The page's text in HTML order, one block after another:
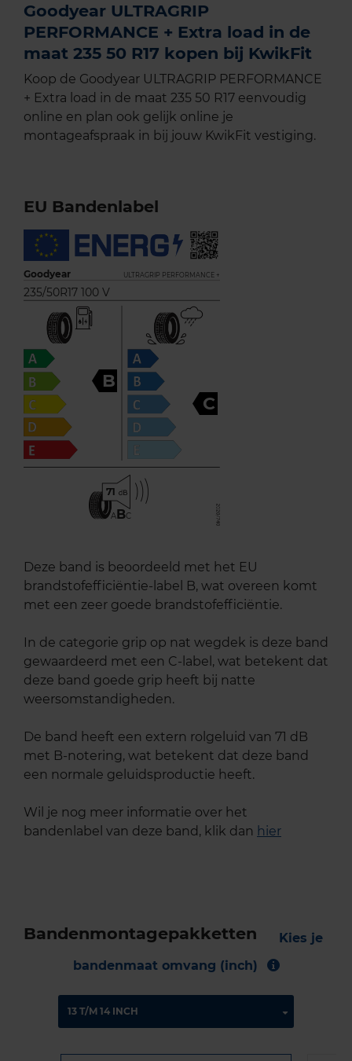
Goodyear ULTRAGRIP
PERFORMANCE + Extra load in de
maat 235 50 R17 kopen bij KwikFit
Koop de Goodyear ULTRAGRIP PERFORMANCE
+ Extra load in de maat 235 50 R17 eenvoudig
online en plan ook gelijk online je
montageafspraak in bij jouw KwikFit vestiging.
EU Bandenlabel
Goodyear ULTRAGRIP PERFORMANCE +
235/50R17 100 V
B
C
71
ABC
Deze band is beoordeeld met het EU
brandstofefficiëntie-label B, wat overeen komt
met een zeer goede brandstofefficiëntie.
In de categorie grip op nat wegdek is deze band
gewaardeerd met een C-label, wat betekent dat
deze band goede grip heeft bij natte
weersomstandigheden.
De band heeft een extern rolgeluid van 71 dB
met B-notering, wat betekent dat deze band
een normale geluidsproductie heeft.
Wil je nog meer informatie over het
bandenlabel van deze band, klik dan hier
Bandenmontagepakketten
Kies je
bandenmaat omvang (inch)